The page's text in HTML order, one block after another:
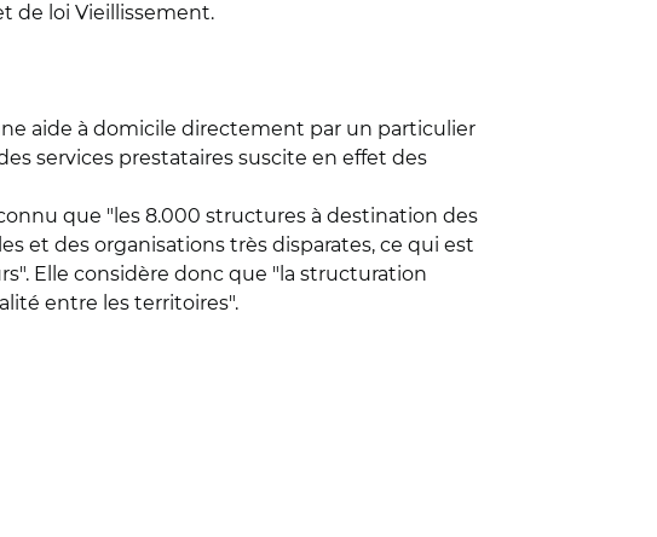
de loi Vieillissement.
aide à domicile directement par un particulier
services prestataires suscite en effet des
que "les 8.000 structures à destination des
et des organisations très disparates, ce qui est
Elle considère donc que "la structuration
entre les territoires".